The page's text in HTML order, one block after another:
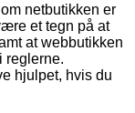
netbutikken er
et tegn på at
at webbutikken
reglerne.
hjulpet, hvis du